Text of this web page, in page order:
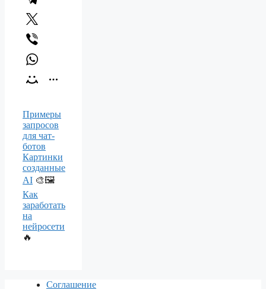
Примеры
запросов
для чат-
ботов
Картинки
созданные
AI 🎨🖼️
Как
заработать
на
нейросети
🔥
Соглашение